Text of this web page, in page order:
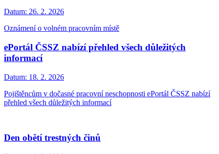
Datum: 26. 2. 2026
Oznámení o volném pracovním místě
ePortál ČSSZ nabízí přehled všech důležitých
informací
Datum: 18. 2. 2026
Pojištěncům v dočasné pracovní neschopnosti ePortál ČSSZ nabízí
přehled všech důležitých informací
Den obětí trestných činů